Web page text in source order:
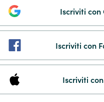
Iscriviti con
Iscriviti con
Iscriviti